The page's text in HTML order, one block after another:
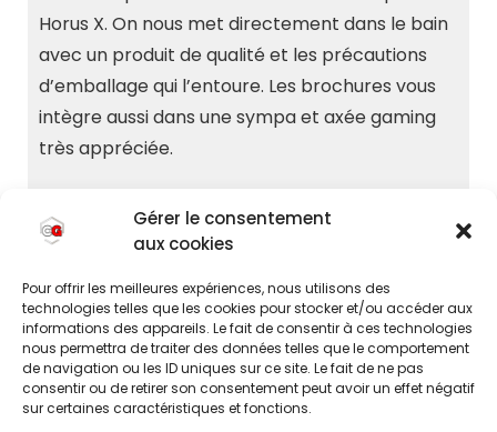
Gérer le consentement
aux cookies
Pour offrir les meilleures expériences, nous utilisons des
technologies telles que les cookies pour stocker et/ou accéder aux
informations des appareils. Le fait de consentir à ces technologies
nous permettra de traiter des données telles que le comportement
de navigation ou les ID uniques sur ce site. Le fait de ne pas
consentir ou de retirer son consentement peut avoir un effet négatif
sur certaines caractéristiques et fonctions.
Horus X. On nous met directement dans le bain
avec un produit de qualité et les précautions
d’emballage qui l’entoure. Les brochures vous
intègre aussi dans une sympa et axée gaming
très appréciée.
MON RETOUR D'EXPERIENCE SUR HORUS X.